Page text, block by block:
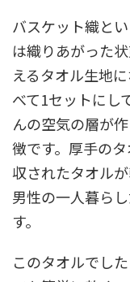
バスケット織と
は織りあがった
えるタオル生地
べて1セットにし
んの空気の層が
徴です。厚手の
収されたタオル
男性の一人暮ら
す。
このタオルでし